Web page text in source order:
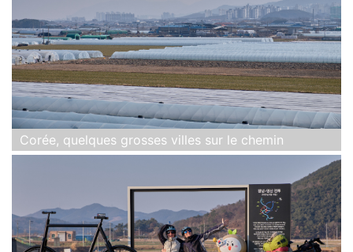
Corée, quelques grosses villes sur le chemin